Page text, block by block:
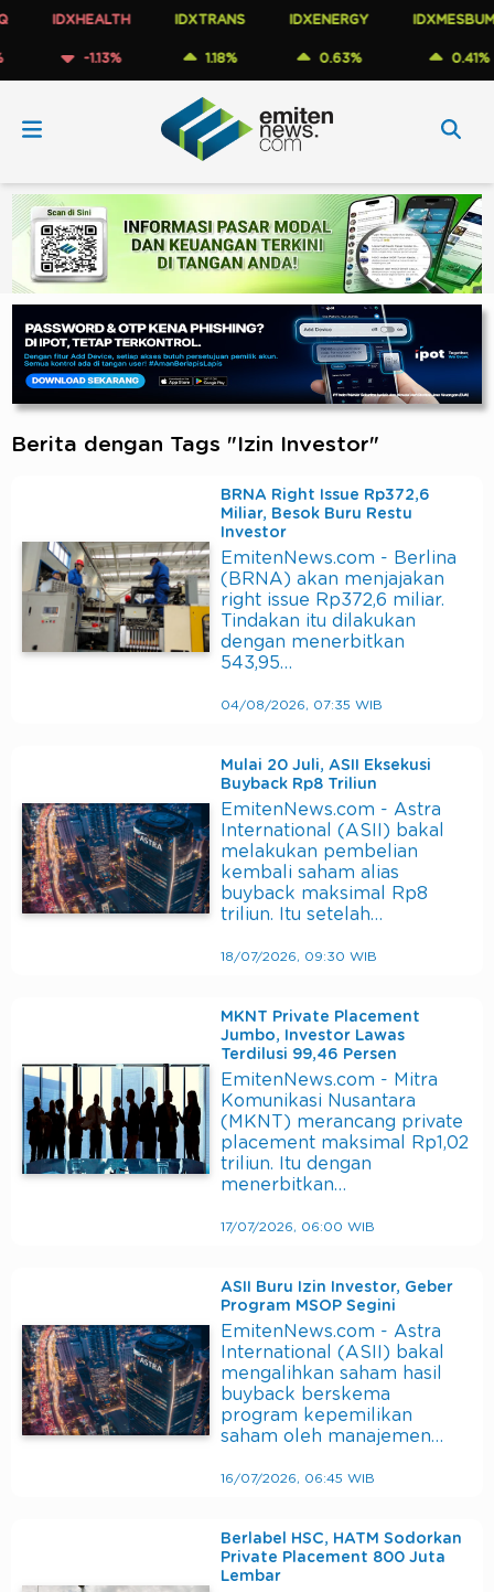
IDXHEALTH
-1.13%
IDXTRANS
1.18%
IDXENERGY
0.63%
IDXMESBUMN
0.41%
Berita dengan Tags "Izin Investor"
BRNA Right Issue Rp372,6
Miliar, Besok Buru Restu
Investor
EmitenNews.com - Berlina
(BRNA) akan menjajakan
right issue Rp372,6 miliar.
Tindakan itu dilakukan
dengan menerbitkan
543,95…
04/08/2026, 07:35 WIB
Mulai 20 Juli, ASII Eksekusi
Buyback Rp8 Triliun
EmitenNews.com - Astra
International (ASII) bakal
melakukan pembelian
kembali saham alias
buyback maksimal Rp8
triliun. Itu setelah…
18/07/2026, 09:30 WIB
MKNT Private Placement
Jumbo, Investor Lawas
Terdilusi 99,46 Persen
EmitenNews.com - Mitra
Komunikasi Nusantara
(MKNT) merancang private
placement maksimal Rp1,02
triliun. Itu dengan
menerbitkan…
17/07/2026, 06:00 WIB
ASII Buru Izin Investor, Geber
Program MSOP Segini
EmitenNews.com - Astra
International (ASII) bakal
mengalihkan saham hasil
buyback berskema
program kepemilikan
saham oleh manajemen…
16/07/2026, 06:45 WIB
Berlabel HSC, HATM Sodorkan
Private Placement 800 Juta
Lembar